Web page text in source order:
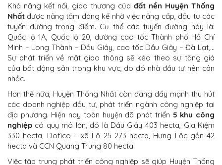
Khả năng kết nối, giao thương của đất nền Huyện Thống
Nhất được nâng tầm đáng kể nhờ việc nâng cấp, đầu tư các
tuyến đường trọng điểm. Cụ thể các tuyến đường này là:
Quốc lộ 1A, Quốc lộ 20, đường cao tốc Thành phố Hồ Chí
Minh – Long Thành – Dầu Giây, cao tốc Dầu Giây – Đà Lạt,…
Sự phát triển về mặt giao thông sẽ kéo theo sự tăng giá
của bất động sản trong khu vực, do đó nhà đầu tư nên cân
nhắc.
Hơn thế nữa, Huyện Thống Nhất còn đang đẩy mạnh thu hút
các doanh nghiệp đầu tư, phát triển ngành công nghiệp tại
địa phương. Hiện nay toàn huyện đã phát triển 5 khu công
nghiệp có quy mô lớn, đó là Dầu Giây 403 hecta, Gia Kiệm
330 hecta, Dofico – xã Lộ 25 273 hecta, Hưng Lộc gần 42
hecta và CCN Quang Trung 80 hecta.
Việc tập trung phát triển công nghiệp sẽ giúp Huyện Thống